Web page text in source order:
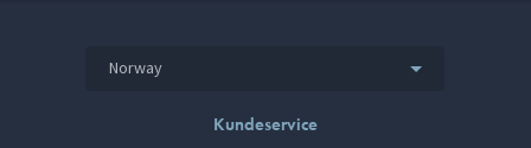
Norway
Kundeservice